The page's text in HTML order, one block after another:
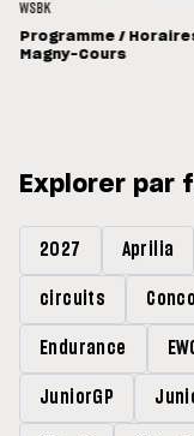
WSBK
Programme /
Magny-Cours
Explorer par
2027 Aprilia
circuits
Endurance
JuniorGP